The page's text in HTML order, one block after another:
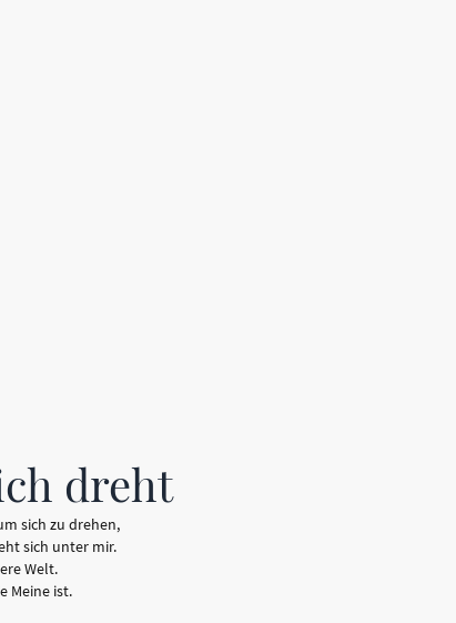
dreht
sich zu drehen,
sich unter mir.
Welt.
Meine ist.